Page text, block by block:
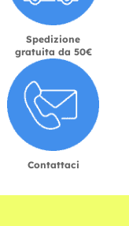
Spedizione
gratuita da 50€
Contattaci